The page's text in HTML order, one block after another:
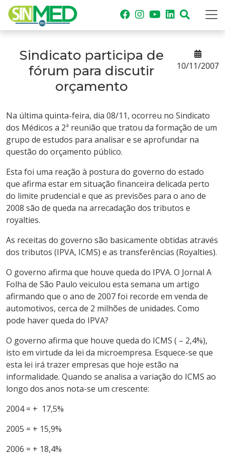
Sindicato participa de
fórum para discutir
orçamento
10/11/2007
Na última quinta-feira, dia 08/11, ocorreu no Sindicato
dos Médicos a 2ª reunião que tratou da formação de um
grupo de estudos para analisar e se aprofundar na
questão do orçamento público.
Esta foi uma reação à postura do governo do estado
que afirma estar em situação financeira delicada perto
do limite prudencial e que as previsões para o ano de
2008 são de queda na arrecadação dos tributos e
royalties.
As receitas do governo são basicamente obtidas através
dos tributos (IPVA, ICMS) e as transferências (Royalties).
O governo afirma que houve queda do IPVA. O Jornal A
Folha de São Paulo veiculou esta semana um artigo
afirmando que o ano de 2007 foi recorde em venda de
automotivos, cerca de 2 milhões de unidades. Como
pode haver queda do IPVA?
O governo afirma que houve queda do ICMS ( – 2,4%),
isto em virtude da lei da microempresa. Esquece-se que
esta lei irá trazer empresas que hoje estão na
informalidade. Quando se analisa a variação do ICMS ao
longo dos anos nota-se um crescente:
2004 = + 17,5%
2005 = + 15,9%
2006 = + 18,4%